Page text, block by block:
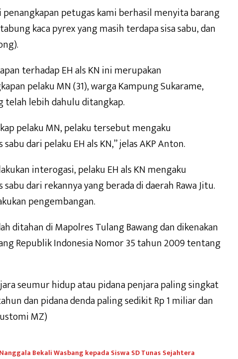
penangkapan petugas kami berhasil menyita barang
kaca pyrex yang masih terdapa sisa sabu, dan
terhadap EH als KN ini merupakan
pelaku MN (31), warga Kampung Sukarame,
telah lebih dahulu ditangkap.
pelaku MN, pelaku tersebut mengaku
dari pelaku EH als KN,” jelas AKP Anton.
interogasi, pelaku EH als KN mengaku
dari rekannya yang berada di daerah Rawa Jitu.
pengembangan.
ditahan di Mapolres Tulang Bawang dan dikenakan
Republik Indonesia Nomor 35 tahun 2009 tentang
seumur hidup atau pidana penjara paling singkat
dan pidana denda paling sedikit Rp 1 miliar dan
MZ)
Bekali Wasbang kepada Siswa SD Tunas Sejahtera